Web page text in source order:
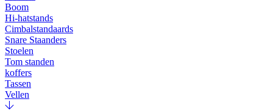
Boom
Hi-hatstands
Cimbalstandaards
Snare Staanders
Stoelen
Tom standen
koffers
Tassen
Vellen